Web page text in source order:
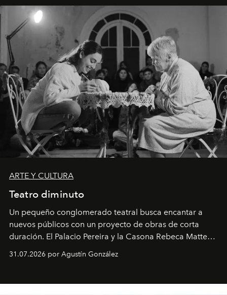
ARTE Y CULTURA
Teatro diminuto
Un pequeño conglomerado teatral busca encantar a
nuevos públicos con un proyecto de obras de corta
duración. El Palacio Pereira y la Casona Rebeca Matte
miniobras. Sus puestas en escena son limpias; ponen el
31.07.2026 por Agustín González